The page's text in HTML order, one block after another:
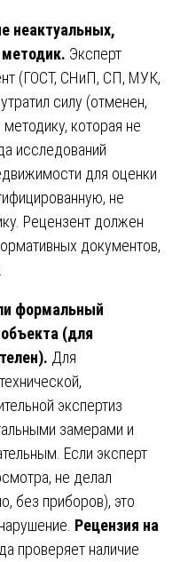
неактуальных,
Эксперт
(ГОСТ, СНиП, СП, МУК,
силу (отменен,
которая не
исследований
для оценки
не
Рецензент должен
документов,
формальный
(для
Для
экспертиз
замерами и
Если эксперт
не делал
без приборов), это
Рецензия на
проверяет наличие